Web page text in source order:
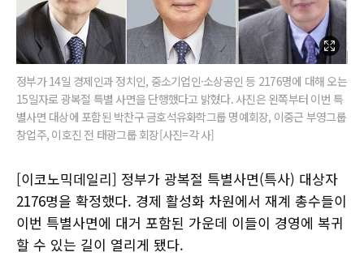
정부가 14일 경제인과 정치인, 중소기업인·소상공인 등 2176명에 대해 오는
15일자로 광복절 특별 사면을 단행했다고 밝혔다. 사진은 왼쪽부터 이번 특
별사면 대상에 포함된 박찬구 금호석유화학그룹 명예회장, 이중근 부영그룹
창업주, 이호진 전 태광그룹 회장[사진=각 사]
[이코노믹데일리] 정부가 광복절 특별사면(특사) 대상자
2176명을 확정했다. 경제 활성화 차원에서 재계 총수들이
이번 특별사면에 대거 포함된 가운데 이들이 경영에 복귀
할 수 있는 길이 열리게 됐다.